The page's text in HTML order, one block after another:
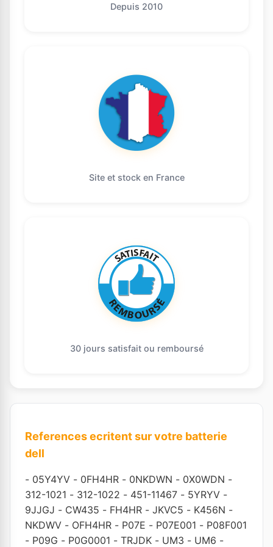
Depuis 2010
Site et stock en France
30 jours satisfait ou remboursé
References ecritent sur votre batterie
dell
- 05Y4YV - 0FH4HR - 0NKDWN - 0X0WDN -
312-1021 - 312-1022 - 451-11467 - 5YRYV -
9JJGJ - CW435 - FH4HR - JKVC5 - K456N -
NKDWV - OFH4HR - P07E - P07E001 - P08F001
- P09G - P0G0001 - TRJDK - UM3 - UM6 -